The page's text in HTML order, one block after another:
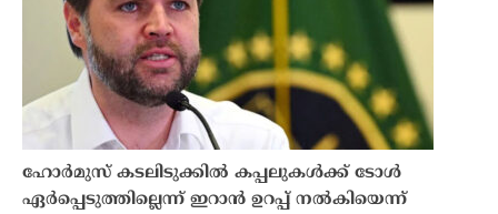
ഹോർമുസ് കടലിടുക്കിൽ കപ്പലുകൾക്ക് ടോൾ
ഏർപ്പെടുത്തില്ലെന്ന് ഇറാൻ ഉറപ്പ് നൽകിയെന്ന്